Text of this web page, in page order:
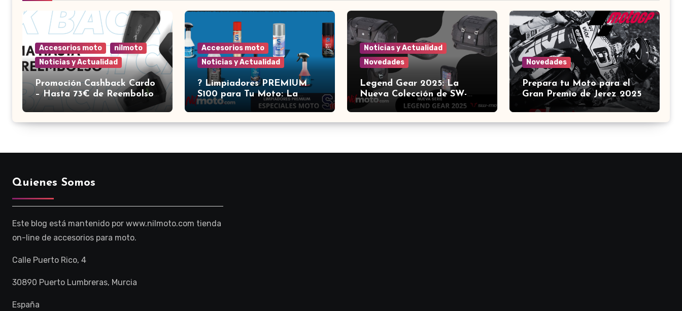
Accesorios moto
nilmoto
Noticias y Actualidad
Promoción Cashback Cardo
– Hasta 73€ de Reembolso |
Nilmoto
Accesorios moto
Noticias y Actualidad
?️ Limpiadores PREMIUM
S100 para Tu Moto: La
Elección de los Expertos ?
Noticias y Actualidad
Novedades
Legend Gear 2025: La
Nueva Colección de SW-
Motech que Revoluciona el
Motocicletas ?️
Novedades
Prepara tu Moto para el
Gran Premio de Jerez 2025:
Guía Definitiva de
Quienes Somos
Este blog está mantenido por www.nilmoto.com tienda
on-line de accesorios para moto.
Calle Puerto Rico, 4
30890 Puerto Lumbreras, Murcia
España